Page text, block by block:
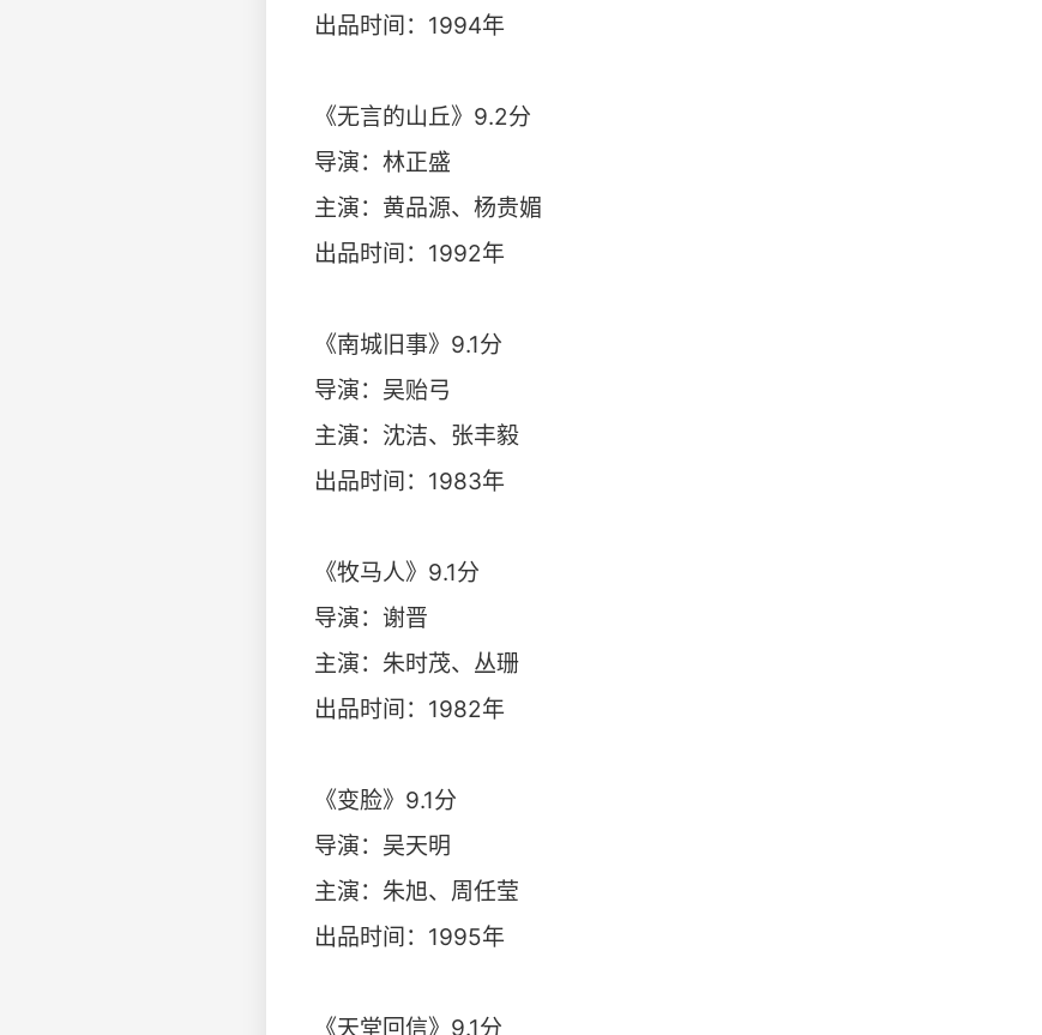
出品时间：1994年
《无言的山丘》9.2分
导演：林正盛
主演：黄品源、杨贵媚
出品时间：1992年
《南城旧事》9.1分
导演：吴贻弓
主演：沈洁、张丰毅
出品时间：1983年
《牧马人》9.1分
导演：谢晋
主演：朱时茂、丛珊
出品时间：1982年
《变脸》9.1分
导演：吴天明
主演：朱旭、周任莹
出品时间：1995年
《天堂回信》9.1分